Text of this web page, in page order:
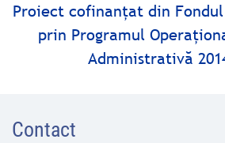
Proiect cofinanţat din
prin Programul
Administrativă
Contact